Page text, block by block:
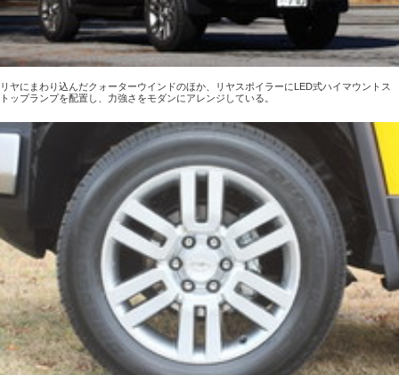
リヤにまわり込んだクォーターウインドのほか、リヤスポイラーにLED式ハイマウントス
トップランプを配置し、力強さをモダンにアレンジしている。